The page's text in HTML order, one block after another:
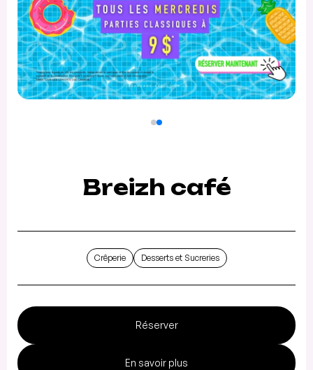
Breizh café
Crêperie Desserts et Sucreries
Réserver
En savoir plus